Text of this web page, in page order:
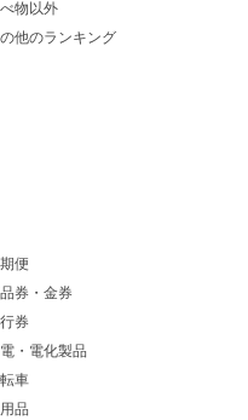
物以外
他のランキング
便
券・金券
券
・電化製品
車
品